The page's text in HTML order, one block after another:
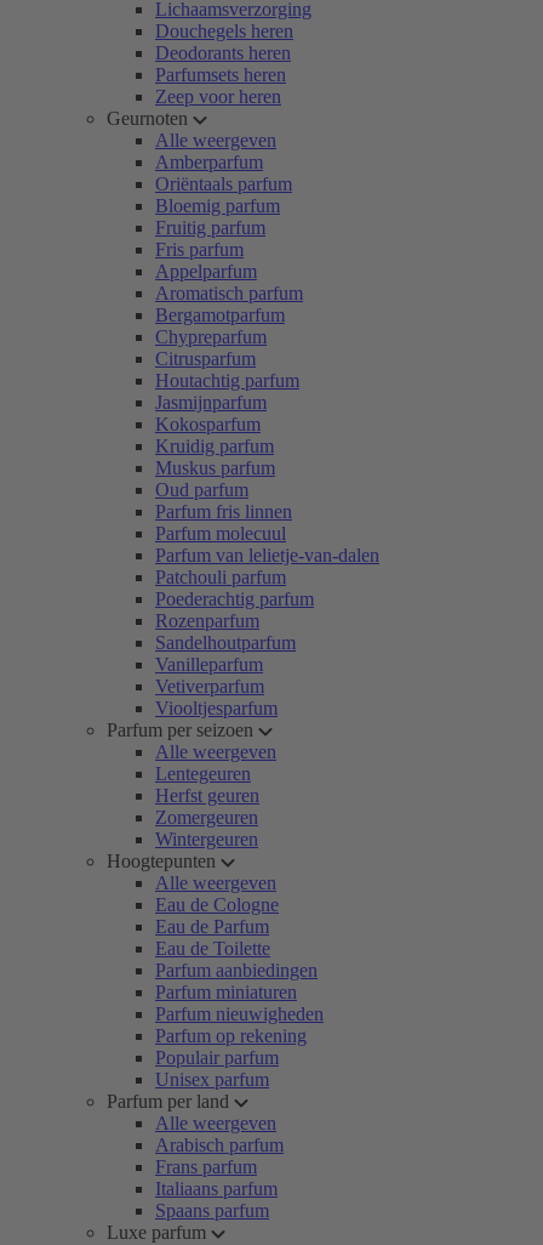
Lichaamsverzorging
Douchegels heren
Deodorants heren
Parfumsets heren
Zeep voor heren
Geurnoten
Alle weergeven
Amberparfum
Oriëntaals parfum
Bloemig parfum
Fruitig parfum
Fris parfum
Appelparfum
Aromatisch parfum
Bergamotparfum
Chypreparfum
Citrusparfum
Houtachtig parfum
Jasmijnparfum
Kokosparfum
Kruidig parfum
Muskus parfum
Oud parfum
Parfum fris linnen
Parfum molecuul
Parfum van lelietje-van-dalen
Patchouli parfum
Poederachtig parfum
Rozenparfum
Sandelhoutparfum
Vanilleparfum
Vetiverparfum
Viooltjesparfum
Parfum per seizoen
Alle weergeven
Lentegeuren
Herfst geuren
Zomergeuren
Wintergeuren
Hoogtepunten
Alle weergeven
Eau de Cologne
Eau de Parfum
Eau de Toilette
Parfum aanbiedingen
Parfum miniaturen
Parfum nieuwigheden
Parfum op rekening
Populair parfum
Unisex parfum
Parfum per land
Alle weergeven
Arabisch parfum
Frans parfum
Italiaans parfum
Spaans parfum
Luxe parfum